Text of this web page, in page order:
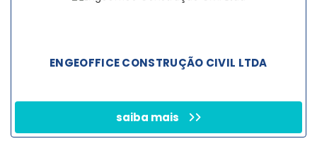
ENGEOFFICE CONSTRUÇÃO CIVIL LTDA
saiba mais